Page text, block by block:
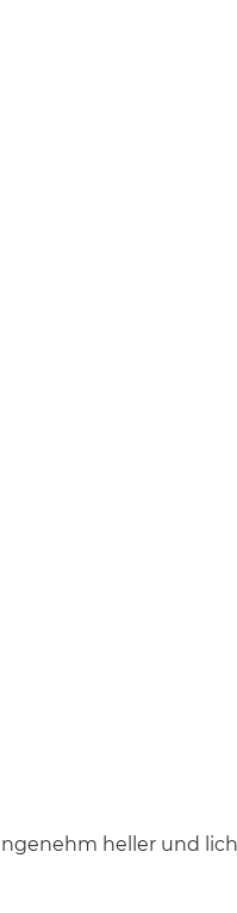
heller und